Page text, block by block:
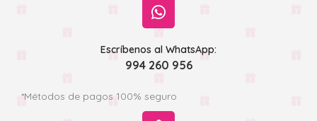
Escríbenos al WhatsApp:
994 260 956
*Métodos de pagos 100% seguro